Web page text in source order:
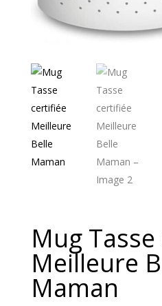
Mug
Meilleure
Maman